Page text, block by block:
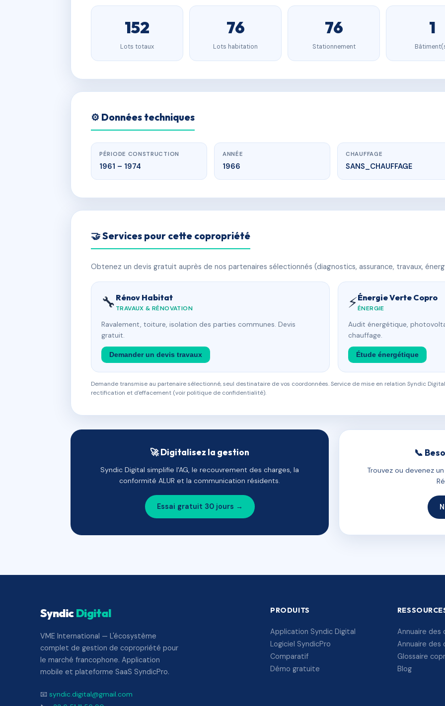
152
Lots totaux
76
Lots habitation
76
Stationnement
1
⚙️ Données techniques
PÉRIODE CONSTRUCTION
1961 – 1974
ANNÉE
1966
CHAUFFAGE
SANS_CHAUFFAGE
🤝 Services pour cette copropriété
Obtenez un devis gratuit auprès de nos partenaires sélectionnés (diagnostics, assurance, travaux,
🔧 Rénov Habitat
TRAVAUX & RÉNOVATION
Ravalement, toiture, isolation des parties communes. Devis
gratuit.
Demander un devis travaux
⚡Énergie Verte Copro
ÉNERGIE
Audit énergétique,
chauffage.
Étude énergétique
Demande transmise au partenaire sélectionné, seul destinataire de vos coordonnées. Service de mise en relation Syndic
rectification et d'effacement (voir politique de confidentialité).
🚀 Digitalisez la gestion
Syndic Digital simplifie l'AG, le recouvrement des charges, la
conformité ALUR et la communication résidents.
Essai gratuit 30 jours →
📞
Trouvez ou devenez
SyndicDigital
VME International — L'écosystème
complet de gestion de copropriété pour
le marché francophone. Application
mobile et plateforme SaaS SyndicPro.
📧 syndic.digital@gmail.com
PRODUITS
Application Syndic Digital
Logiciel SyndicPro
Comparatif
Démo gratuite
Annuaire
Annuaire des
Glossaire
Blog